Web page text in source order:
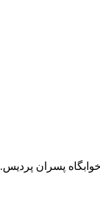
پسران پردیس.